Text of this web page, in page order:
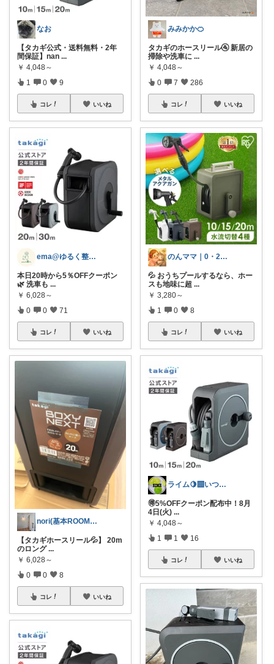
なお
【タカギ公式・送料無料・2年
間保証】nan ...
￥ 4,048～
1 0 9
コレ いいね
ema@ゆるく整う暮らし
本日20時から5％OFFクーポン
🌿 洗車も ...
￥ 6,028～
0 0 71
コレ いいね
nori(基本ROOMから購入😌)
【タカギホースリール💦】 20m
のロング ...
￥ 6,028～
0 0 8
コレ いいね
みみかか🍊
タカギのホースリール🚰 新居の
掃除や洗車に ...
￥ 4,048～
0 7 286
コレ いいね
のんママ｜0・2歳育児+6歳にゃんこ
💦 おうちプールするなら、ホー
スも地味に超 ...
￥ 3,280～
1 0 8
コレ いいね
ライム🍋‍🟩いつもありがとう🫶
🉐5%OFFクーポン配布中！8月
4日(火) ...
￥ 4,048～
1 1 16
コレ いいね